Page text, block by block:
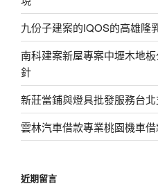
九份子建案的IQOS的高雄隆
南科建案新屋專案中壢木地
針
新莊當鋪與燈具批發服務台
雲林汽車借款專業桃園機車
近期留言